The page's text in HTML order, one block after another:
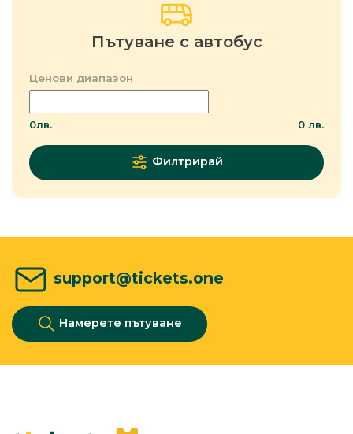
Пътуване с автобус
Ценови диапазон
0лв. 0 лв.
Филтрирай
support@tickets.one
Намерете пътуване